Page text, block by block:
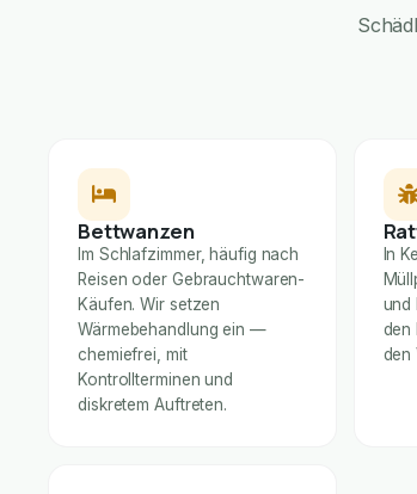
Bettwanzen
Im Schlafzimmer, häufig nach
Reisen oder Gebrauchtwaren-
Käufen. Wir setzen
Wärmebehandlung ein —
chemiefrei, mit
Kontrollterminen und
diskretem Auftreten.
In
und
den
den